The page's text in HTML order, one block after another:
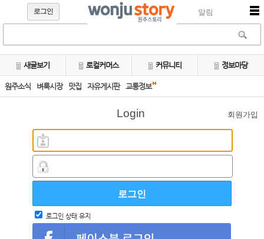
로그인 알림
새글보기 로컬커머스 커뮤니티 정보마당
원주소식 벼룩시장 맛집 자유게시판 교통정보
Login 회원가입
로그인 상태 유지